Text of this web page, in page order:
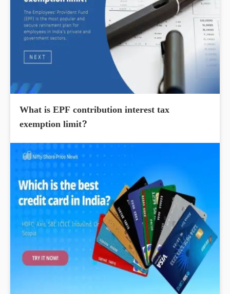
What is EPF contribution interest tax
exemption limit?